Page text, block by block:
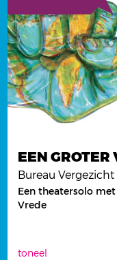
EEN
Bureau
Een theatersolo
Vrede
toneel